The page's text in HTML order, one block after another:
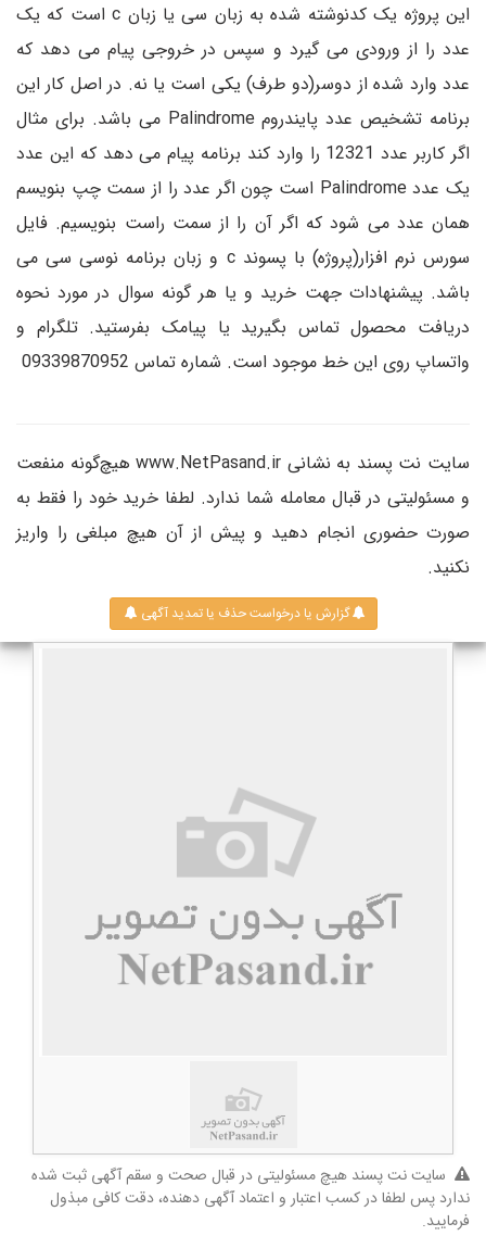
این پروژه یک کدنوشته شده به زبان سی یا زبان c است که یک
عدد را از ورودی می گیرد و سپس در خروجی پیام می دهد که
عدد وارد شده از دوسر(دو طرف) یکی است یا نه. در اصل کار این
برنامه تشخیص عدد پایندروم Palindrome می باشد. برای مثال
اگر کاربر عدد 12321 را وارد کند برنامه پیام می دهد که این عدد
یک عدد Palindrome است چون اگر عدد را از سمت چپ بنویسم
همان عدد می شود که اگر آن را از سمت راست بنویسیم. فایل
سورس نرم افزار(پروژه) با پسوند c و زبان برنامه نوسی سی می
باشد. پیشنهادات جهت خرید و یا هر گونه سوال در مورد نحوه
دریافت محصول تماس بگیرید یا پیامک بفرستید. تلگرام و
واتساپ روی این خط موجود است. شماره تماس 09339870952
سایت نت پسند به نشانی www.NetPasand.ir هیچ‌گونه منفعت
و مسئولیتی در قبال معامله شما ندارد. لطفا خرید خود را فقط به
صورت حضوری انجام دهید و پیش از آن هیچ مبلغی را واریز
نکنید.
گزارش یا درخواست حذف یا تمدید آگهی
سایت نت پسند هیچ مسئولیتی در قبال صحت و سقم آگهی ثبت شده
ندارد پس لطفا در کسب اعتبار و اعتماد آگهی دهنده، دقت کافی مبذول
فرمایید.